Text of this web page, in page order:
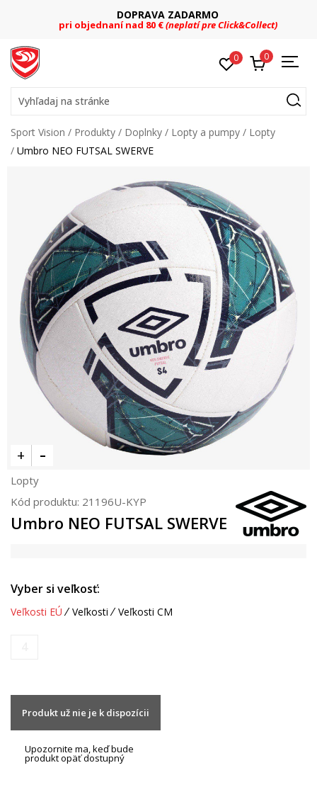
DOPRAVA ZADARMO
pri objednaní nad 80 € (neplatí pre Click&Collect)
0 0
Vyhľadaj na stránke
Sport Vision Produkty Doplnky Lopty a pumpy
Lopty
Umbro NEO FUTSAL SWERVE
Lopty
Kód produktu: 21196U-KYP
Umbro NEO FUTSAL SWERVE
Vyber si veľkosť:
Veľkosti EÚ Veľkosti Veľkosti CM
Produkt už nie je k dispozícii
Upozornite ma, keď bude
produkt opäť dostupný